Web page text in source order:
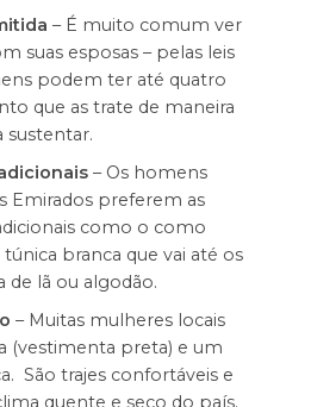
– É muito comum ver
suas esposas – pelas leis
podem ter até quatro
que as trate de maneira
sustentar.
– Os homens
Emirados preferem as
como o como
branca que vai até os
lã ou algodão.
– Muitas mulheres locais
(vestimenta preta) e um
São trajes confortáveis e
quente e seco do país.